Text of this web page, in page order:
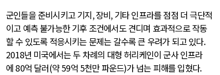
군인들을 준비시키고 기지,장비, 기타 인프라를 점점 더 극단적
이고 예측 불가능한 기후 조건에서도 견디며 효과적으로 작동
할 수 있도록 적응시키는 문제는 갈수록 큰 우려가 되고 있다.
2018년 미국에서는 두 차례의 대형 허리케인이 군사 인프라
에 80억 달러(약59억 5천만 파운드)가 넘는 피해를 입혔다.